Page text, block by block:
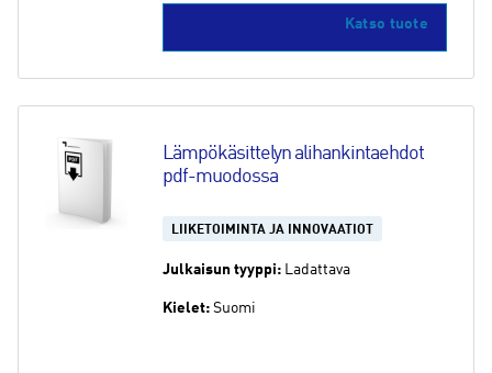
Katso tuote
Lämpökäsittelyn alihankintaehdot
pdf-muodossa
LIIKETOIMINTA JA INNOVAATIOT
Julkaisun tyyppi: Ladattava
Kielet: Suomi